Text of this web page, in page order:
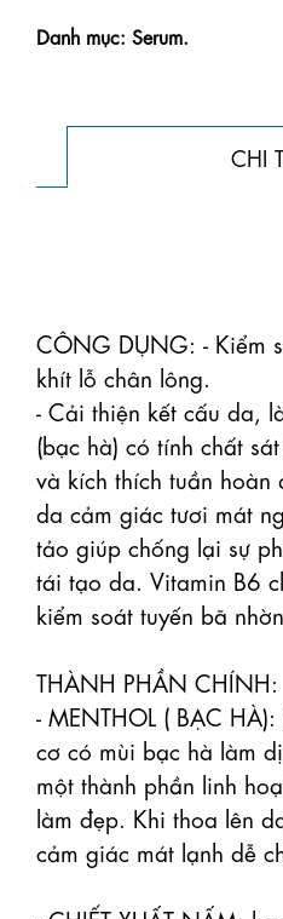
Danh mục: Serum.
CHI
CÔNG DỤNG: - Kiểm
khít lỗ chân lông.
- Cải thiện kết cấu da,
(bạc hà) có tính chất
và kích thích tuần
da cảm giác tươi mát
tảo giúp chống lại sự
tái tạo da. Vitamin B6
kiểm soát tuyến bã nhờn.
THÀNH PHẦN CHÍNH:
- MENTHOL ( BẠC
cơ có mùi bạc hà làm
một thành phần linh
làm đẹp. Khi thoa lên
cảm giác mát lạnh dễ